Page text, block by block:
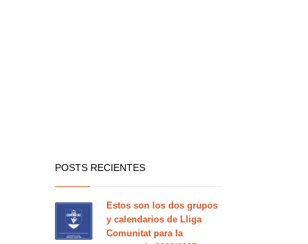
POSTS RECIENTES
Estos son los dos grupos
y calendarios de Lliga
Comunitat para la